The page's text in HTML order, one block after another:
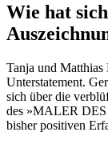
Wie hat
Tanja und Matthias
Unterstatement.
sich über die
des »MALER DES
bisher positiven